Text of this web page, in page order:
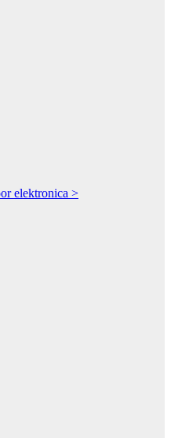
elektronica >